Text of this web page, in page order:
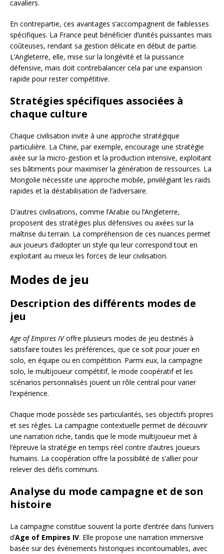
cavaliers.
En contrepartie, ces avantages s’accompagnent de faiblesses
spécifiques. La France peut bénéficier d’unités puissantes mais
coûteuses, rendant sa gestion délicate en début de partie.
L’Angleterre, elle, mise sur la longévité et la puissance
défensive, mais doit contrebalancer cela par une expansion
rapide pour rester compétitive.
Stratégies spécifiques associées à
chaque culture
Chaque civilisation invite à une approche stratégique
particulière. La Chine, par exemple, encourage une stratégie
axée sur la micro-gestion et la production intensive, exploitant
ses bâtiments pour maximiser la génération de ressources. La
Mongolie nécessite une approche mobile, privilégiant les raids
rapides et la déstabilisation de l’adversaire.
D’autres civilisations, comme l’Arabie ou l’Angleterre,
proposent des stratégies plus défensives ou axées sur la
maîtrise du terrain. La compréhension de ces nuances permet
aux joueurs d’adopter un style qui leur correspond tout en
exploitant au mieux les forces de leur civilisation.
Modes de jeu
Description des différents modes de
jeu
Age of Empires IVoffre plusieurs modes de jeu destinés à
satisfaire toutes les préférences, que ce soit pour jouer en
solo, en équipe ou en compétition. Parmi eux, la campagne
solo, le multijoueur compétitif, le mode coopératif et les
scénarios personnalisés jouent un rôle central pour varier
l’expérience.
Chaque mode possède ses particularités, ses objectifs propres
et ses règles. La campagne contextuelle permet de découvrir
une narration riche, tandis que le mode multijoueur met à
l’épreuve la stratégie en temps réel contre d’autres joueurs
humains. La coopération offre la possibilité de s’allier pour
relever des défis communs.
Analyse du mode campagne et de son
histoire
La campagne constitue souvent la porte d’entrée dans l’univers
d’Age of Empires IV. Elle propose une narration immersive
basée sur des événements historiques incontournables, avec